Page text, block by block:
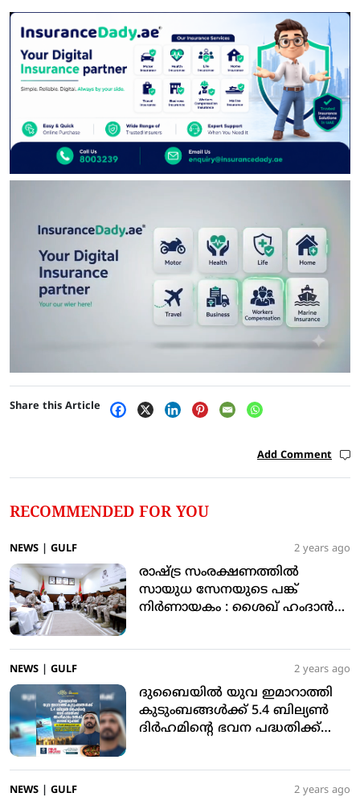
Share this Article
Add Comment
RECOMMENDED FOR YOU
NEWS GULF 2 years ago
രാഷ്ട്ര സംരക്ഷണത്തില്‍
സായുധ സേനയുടെ പങ്ക്
നിര്‍ണായകം : ശൈഖ് ഹംദാന്‍
NEWS GULF 2 years ago
ദുബൈയില്‍ യുവ ഇമാറാത്തി
കുടുംബങ്ങള്‍ക്ക് 5.4 ബില്യണ്‍
ദിര്‍ഹമിന്റെ ഭവന പദ്ധതിക്ക്
NEWS GULF 2 years ago